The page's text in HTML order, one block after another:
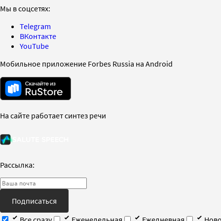
Мы в соцсетях:
Telegram
ВКонтакте
YouTube
Мобильное приложение Forbes Russia на Android
На сайте работает синтез речи
Рассылка:
Подписаться